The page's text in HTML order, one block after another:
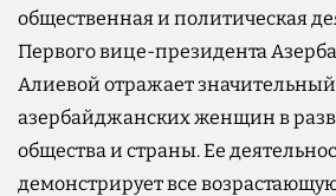
общественная и политическая
Первого вице-президента
Алиевой отражает
азербайджанских женщин в
общества и страны. Ее
демонстрирует все